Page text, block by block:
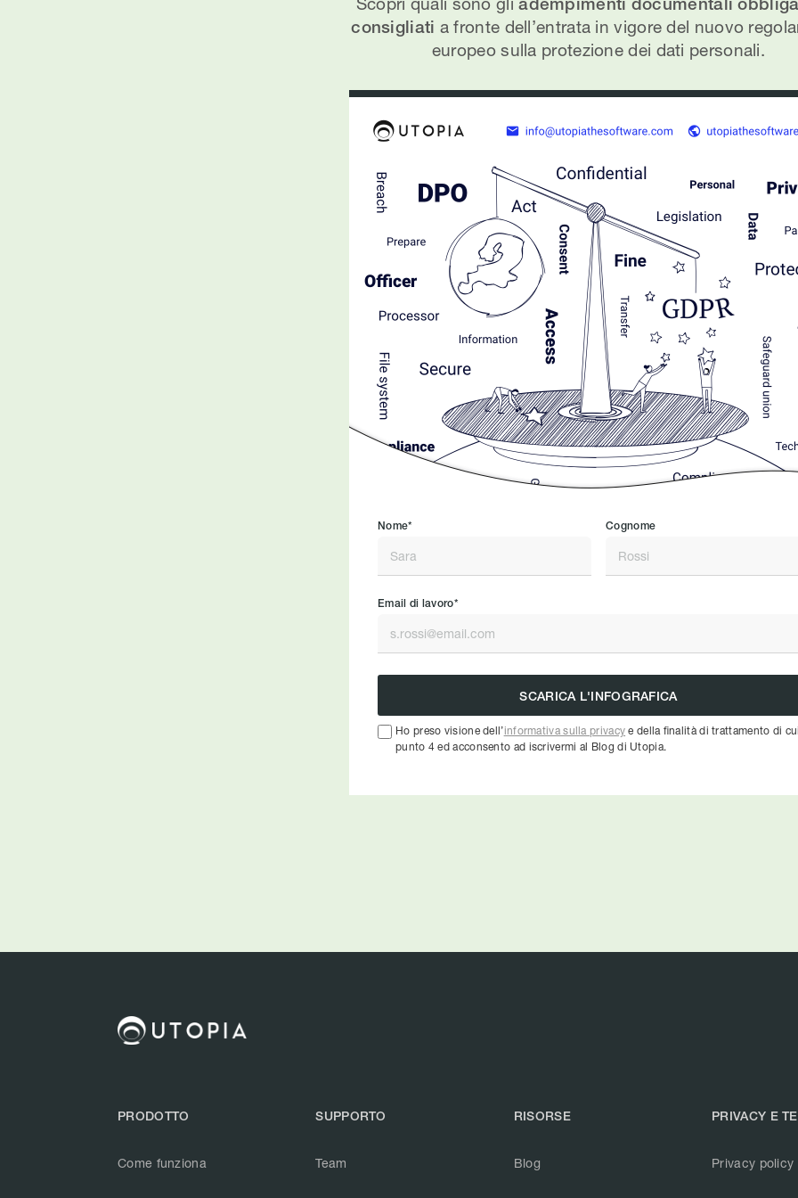
consigliati a fronte dell’entrata in vigore del nuovo
europeo sulla protezione dei dati personali.
Nome* Cognome
Email di lavoro*
Ho preso visione dell’informativa sulla privacy e della finalità di trattamento di
punto 4 ed acconsento ad iscrivermi al Blog di Utopia.
PRODOTTO
Come funziona
SUPPORTO
Team
RISORSE
Blog
PRIVACY E
Privacy policy